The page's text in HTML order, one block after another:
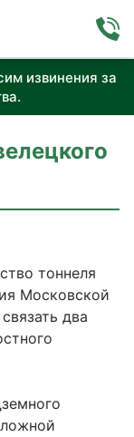
извинения за
тоннеля
Московской
два